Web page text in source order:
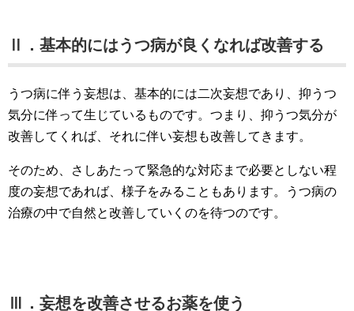
Ⅱ．基本的にはうつ病が良くなれば改善する
うつ病に伴う妄想は、基本的には二次妄想であり、抑うつ
気分に伴って生じているものです。つまり、抑うつ気分が
改善してくれば、それに伴い妄想も改善してきます。
そのため、さしあたって緊急的な対応まで必要としない程
度の妄想であれば、様子をみることもあります。うつ病の
治療の中で自然と改善していくのを待つのです。
Ⅲ．妄想を改善させるお薬を使う